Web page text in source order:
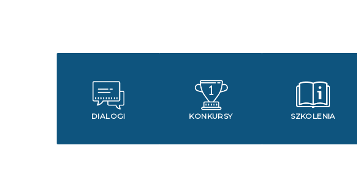
DIALOGI KONKURSY SZKOLENIA